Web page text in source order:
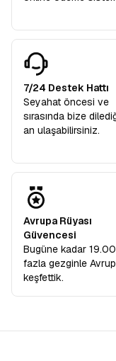
7/24 Destek Hattı
Seyahat öncesi ve
sırasında bize
an ulaşabilirsiniz.
Avrupa Rüyası
Güvencesi
Bugüne kadar
fazla gezginle
keşfettik.